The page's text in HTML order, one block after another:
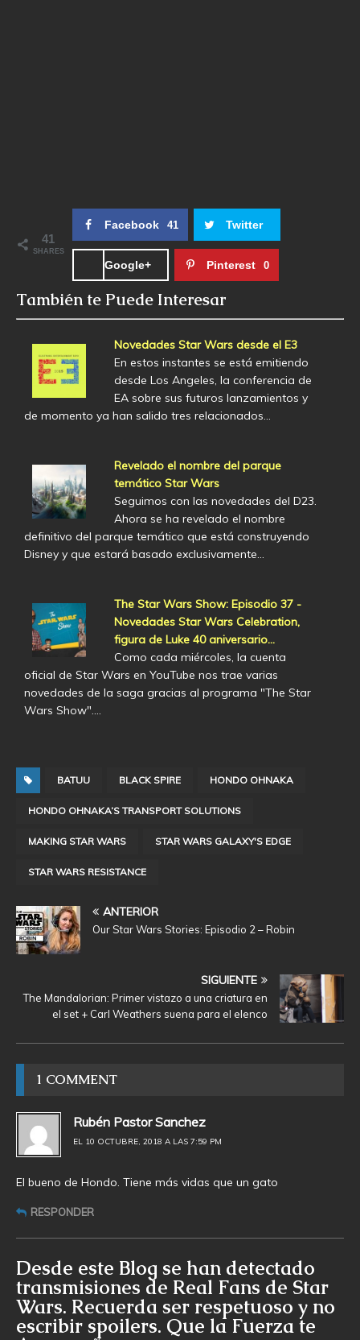
41
SHARES
Facebook 41 Twitter
Google+ Pinterest 0
También te Puede Interesar
Novedades Star Wars desde el E3
En estos instantes se está emitiendo
desde Los Angeles, la conferencia de
EA sobre sus futuros lanzamientos y
de momento ya han salido tres relacionados…
Revelado el nombre del parque
temático Star Wars
Seguimos con las novedades del D23.
Ahora se ha revelado el nombre
definitivo del parque temático que está construyendo
Disney y que estará basado exclusivamente…
The Star Wars Show: Episodio 37 -
Novedades Star Wars Celebration,
figura de Luke 40 aniversario...
Como cada miércoles, la cuenta
oficial de Star Wars en YouTube nos trae varias
novedades de la saga gracias al programa "The Star
Wars Show".…
BATUU BLACK SPIRE HONDO OHNAKA
HONDO OHNAKA’S TRANSPORT SOLUTIONS
MAKING STAR WARS STAR WARS GALAXY'S EDGE
STAR WARS RESISTANCE
ANTERIOR
Our Star Wars Stories: Episodio 2 – Robin
SIGUIENTE
The Mandalorian: Primer vistazo a una criatura en
el set + Carl Weathers suena para el elenco
1 COMMENT
Rubén Pastor Sanchez
EL 10 OCTUBRE, 2018 A LAS 7:59 PM
El bueno de Hondo. Tiene más vidas que un gato
RESPONDER
Desde este Blog se han detectado
transmisiones de Real Fans de Star
Wars. Recuerda ser respetuoso y no
escribir spoilers. Que la Fuerza te